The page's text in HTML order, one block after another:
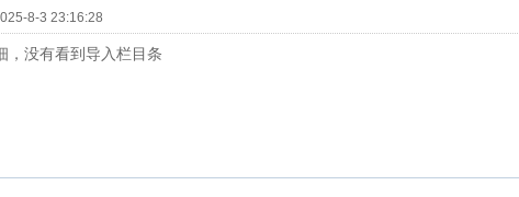
8-3 23:16:28
，没有看到导入栏目条